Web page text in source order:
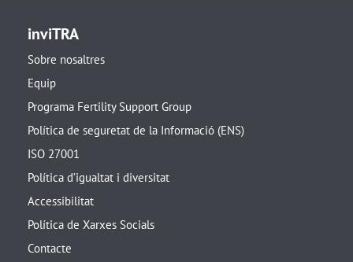
inviTRA
Sobre nosaltres
Equip
Programa Fertility Support Group
Política de seguretat de la Informació (ENS)
ISO 27001
Política d’igualtat i diversitat
Accessibilitat
Política de Xarxes Socials
Contacte